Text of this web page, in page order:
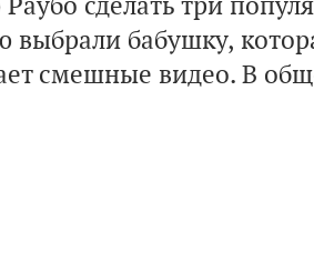
бабушку,
смешные видео. В